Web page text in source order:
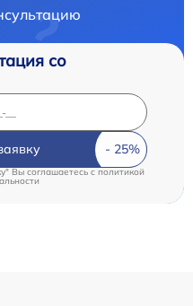
со
Вы соглашаетесь c политикой